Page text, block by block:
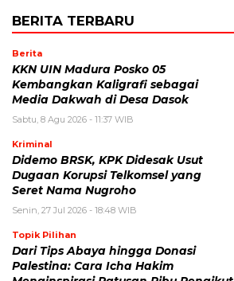
BERITA TERBARU
Berita
KKN UIN Madura Posko 05
Kembangkan Kaligrafi sebagai
Media Dakwah di Desa Dasok
Sabtu, 8 Agu 2026 - 11:37 WIB
Kriminal
Didemo BRSK, KPK Didesak Usut
Dugaan Korupsi Telkomsel yang
Seret Nama Nugroho
Senin, 27 Jul 2026 - 18:48 WIB
Topik Pilihan
Dari Tips Abaya hingga Donasi
Palestina: Cara Icha Hakim